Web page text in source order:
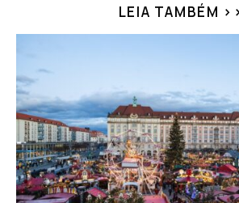
LEIA TAMBÉM